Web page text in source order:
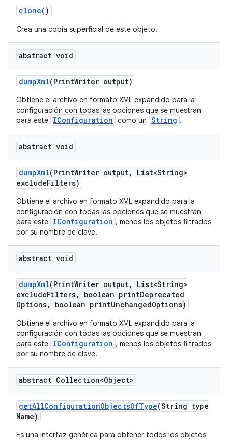
clone()
Crea una copia superficial de este objeto.
abstract void
dumpXml(PrintWriter output)
Obtiene el archivo en formato XML expandido para la
configuración con todas las opciones que se muestran
para este IConfiguration como un String .
abstract void
dumpXml(PrintWriter output,
List<String>
excludeFilters)
Obtiene el archivo en formato XML expandido para la
configuración con todas las opciones que se muestran
para este IConfiguration , menos los objetos filtrados
por su nombre de clave.
abstract void
dumpXml(PrintWriter output,
List<String>
excludeFilters, boolean printDeprecated
Options, boolean printUnchangedOptions)
Obtiene el archivo en formato XML expandido para la
configuración con todas las opciones que se muestran
para este IConfiguration , menos los objetos filtrados
por su nombre de clave.
abstract Collection<Object>
getAllConfigurationObjectsOfType(String type
Name)
Es una interfaz genérica para obtener todos los objetos